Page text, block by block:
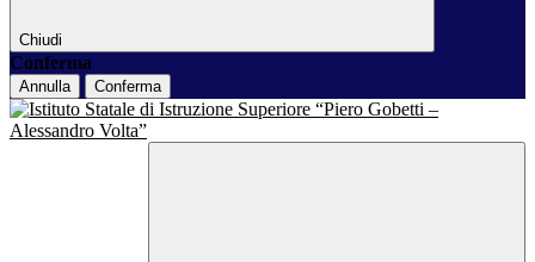
Chiudi
Conferma
Annulla Conferma